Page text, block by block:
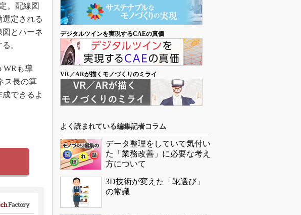
。配線図
定される
とハーネ
。
WRも導
ス長の算
できるよ
デジタルツインを実現するCAEの真価
VR／ARが描くモノづくりのミライ
よく読まれている編集記者コラム
データ整理をしていて気付い
た「業務改善」に必要な考え
方について
3D技術が変えた「靴選び」
の常識